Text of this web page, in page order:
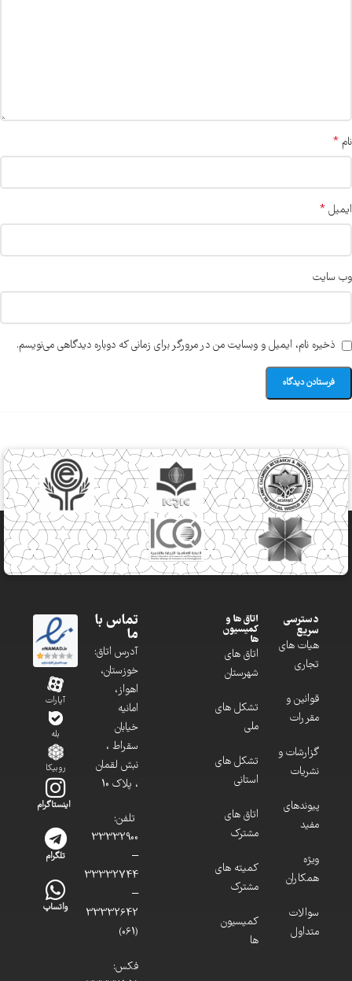
نام *
ایمیل *
وب‌ سایت
ذخیره نام، ایمیل و وبسایت من در مرورگر برای زمانی که دوباره دیدگاهی می‌نویسم.
دسترسی
سریع
هیات های
تجاری
قوانین و
مقررات
گزارشات و
نشریات
پیوندهای
مفید
ویژه
همکاران
سوالات
متداول
اتاق ها و
کمیسیون
ها
اتاق های
شهرستان
تشکل های
ملی
تشکل های
استانی
اتاق های
مشترک
کمیته های
مشترک
کمیسیون
ها
تماس با
ما
آدرس اتاق:
خوزستان،
اهواز،
امانیه
خیابان
سقراط ،
نبش لقمان
، پلاک 10
تلفن:
33332900
–
33332744
–
33332642
(061)
فکس:
آپارات
بله
روبیکا
اینستاگرام
تلگرام
واتساپ